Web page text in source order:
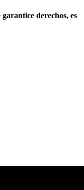
derechos, es